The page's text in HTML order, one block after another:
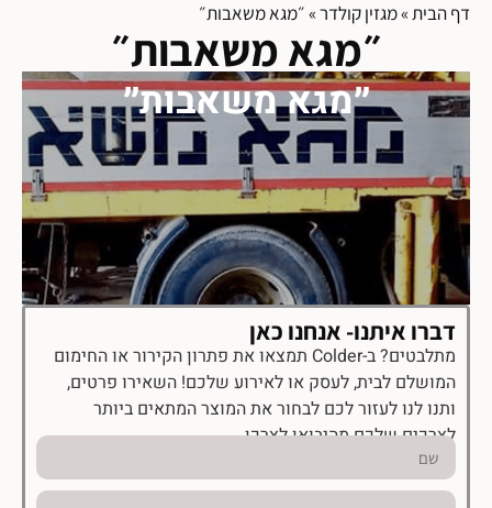
דברו איתנו- אנחנו כאן
מתלבטים? ב-Colder תמצאו את פתרון הקירור או החימום
המושלם לבית, לעסק או לאירוע שלכם! השאירו פרטים,
ותנו לנו לעזור לכם לבחור את המוצר המתאים ביותר
לצרכים שלכם מהיבואן לצרכן.
״מגא משאבות״
״מגא משאבות״
דף הבית»מגזין קולדר»״מגא משאבות״